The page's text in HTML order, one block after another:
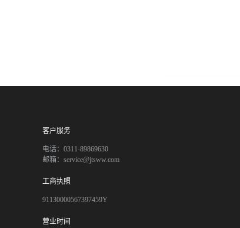
客户服务
电话：0311-89869630
邮箱：service@jtsww.com
工商执照
91130000567397459Y
营业时间